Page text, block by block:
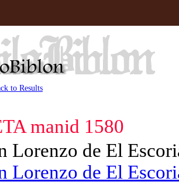
to Results
manid 1580
Lorenzo de El
Lorenzo de El